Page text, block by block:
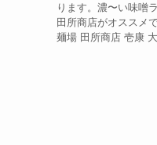
ります。濃〜い味噌
田所商店がオススメ
麺場 田所商店 壱康